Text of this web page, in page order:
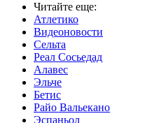
Читайте еще:
Атлетико
Видеоновости
Сельта
Реал Сосьедад
Алавес
Эльче
Бетис
Райо Вальекано
Эспаньол